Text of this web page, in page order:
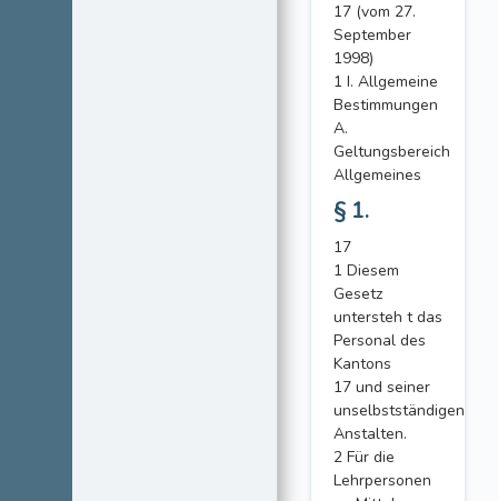
17 (vom 27.
September
1998)
1 I. Allgemeine
Bestimmungen
A.
Geltungsbereich
Allgemeines
§ 1.
17
1 Diesem
Gesetz
untersteh t das
Personal des
Kantons
17 und seiner
unselbstständigen
Anstalten.
2 Für die
Lehrpersonen